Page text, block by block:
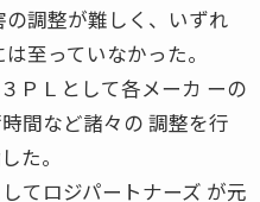
調整が難しく、いずれ
至っていなかった。
ＰＬとして各メーカ ーの
間など諸々の 調整を行
た。
てロジパートナーズ が元